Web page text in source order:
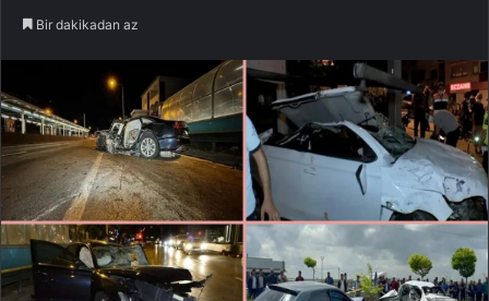
Bir dakikadan az